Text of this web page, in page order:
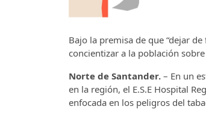
Bajo la premisa de que “dejar
concientizar a la población
Norte de Santander. – En un
en la región, el E.S.E Hospital
enfocada en los peligros del